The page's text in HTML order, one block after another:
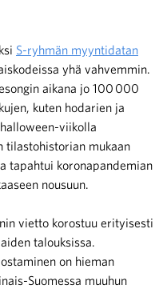
S-ryhmän myyntidatan
yhä vahvemmin.
aikana jo 100 000
kuten hodarien ja
viikolla
tilastohistorian mukaan
tapahtui koronapandemian
nousuun.
vietto korostuu erityisesti
talouksissa.
on hieman
Suomessa muuhun